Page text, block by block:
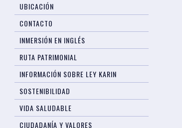
UBICACIÓN
CONTACTO
INMERSIÓN EN INGLÉS
RUTA PATRIMONIAL
INFORMACIÓN SOBRE LEY KARIN
SOSTENIBILIDAD
VIDA SALUDABLE
CIUDADANÍA Y VALORES